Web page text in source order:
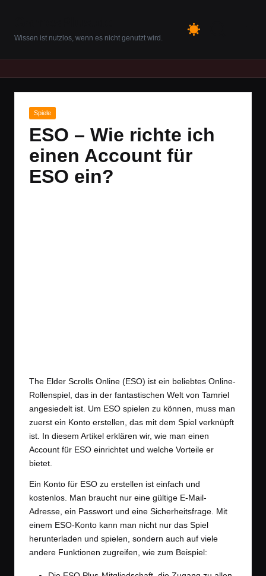
Wissen ist nutzlos, wenn es nicht genutzt wird.
Posted
Spiele
ESO – Wie richte ich
einen Account für
ESO ein?
The Elder Scrolls Online (ESO) ist ein beliebtes Online-
Rollenspiel, das in der fantastischen Welt von Tamriel
angesiedelt ist. Um ESO spielen zu können, muss man
zuerst ein Konto erstellen, das mit dem Spiel verknüpft
ist. In diesem Artikel erklären wir, wie man einen
Account für ESO einrichtet und welche Vorteile er
bietet.
Ein Konto für ESO zu erstellen ist einfach und
kostenlos. Man braucht nur eine gültige E-Mail-
Adresse, ein Passwort und eine Sicherheitsfrage. Mit
einem ESO-Konto kann man nicht nur das Spiel
herunterladen und spielen, sondern auch auf viele
andere Funktionen zugreifen, wie zum Beispiel: